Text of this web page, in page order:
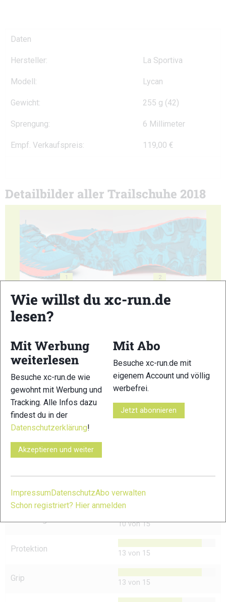
Daten
Hersteller: La Sportiva
Modell: Lycan
Gewicht: 255 g (42)
Sprengung: 6 Millimeter
Empf. Verkaufspreis: 119,00 €
Detailbilder aller Trailschuhe 2018
1 2
3 4
© Bilder 1 - 6: Felgenhauer;
TESTERGEBNIS
Verarbeitung 14 von 15
Schnürung 10 von 15
Protektion 13 von 15
Grip 13 von 15
Wie willst du xc-run.de
lesen?
Mit Werbung
weiterlesen
Besuche xc-run.de wie
gewohnt mit Werbung und
Tracking. Alle Infos dazu
findest du in der
Datenschutzerklärung!
Akzeptieren und weiter
Mit Abo
Besuche xc-run.de mit
eigenem Account und völlig
werbefrei.
Jetzt abonnieren
ImpressumDatenschutzAbo verwalten
Schon registriert? Hier anmelden